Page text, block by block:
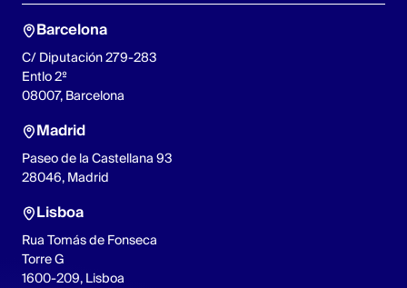
Barcelona
C/ Diputación 279-283
Entlo 2º
08007, Barcelona
Madrid
Paseo de la Castellana 93
28046, Madrid
Lisboa
Rua Tomás de Fonseca
Torre G
1600-209, Lisboa